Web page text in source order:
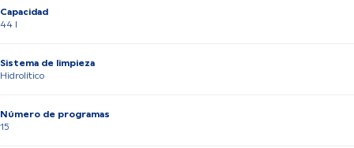
Capacidad
44 l
Sistema de limpieza
Hidrolítico
Número de programas
15